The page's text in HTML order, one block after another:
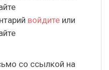
войдите или
со ссылкой на